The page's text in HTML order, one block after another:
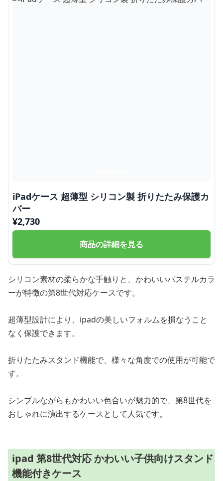
iPadケース 超薄型 シリコン製 折りたたみ保護カ
バー
¥2,730
商品の詳細を見る
シリコン素材の柔らかな手触りと、かわいいパステルカラ
ーが特徴の第8世代対応ケースです。
超薄型設計により、ipadの美しいフォルムを損なうこと
なく保護できます。
折りたたみスタンド機能で、様々な角度での使用が可能で
す。
シンプルながらもかわいい色合いが魅力的で、第8世代を
おしゃれに演出するケースとして人気です。
ipad 第8世代対応 かわいい子供向けスタンド
機能付きケース